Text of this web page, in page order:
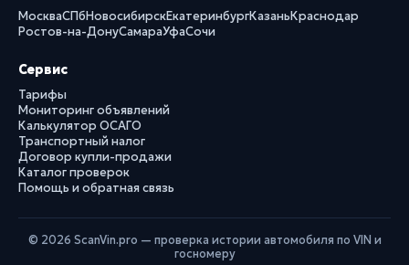
МоскваСПбНовосибирскЕкатеринбургКазаньКраснодар
Ростов-на-ДонуСамараУфаСочи
Сервис
Тарифы
Мониторинг объявлений
Калькулятор ОСАГО
Транспортный налог
Договор купли-продажи
Каталог проверок
Помощь и обратная связь
© 2026 ScanVin.pro — проверка истории автомобиля по VIN и
госномеру